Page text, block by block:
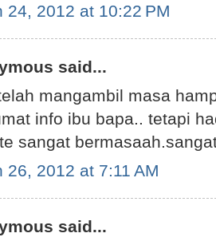
24, 2012 at 10:22 PM
said...
mangambil masa
info ibu bapa.. tetapi
sangat
26, 2012 at 7:11 AM
said...